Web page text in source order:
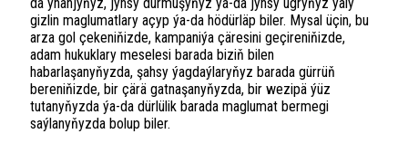
gizlin maglumatlary açyp ýa-da hödürläp biler. Mysal üçin, bu
arza gol çekeniňizde, kampaniýa çäresini geçireniňizde,
adam hukuklary meselesi barada biziň bilen
habarlaşanyňyzda, şahsy ýagdaýlaryňyz barada gürrüň
bereniňizde, bir çärä gatnaşanyňyzda, bir wezipä ýüz
tutanyňyzda ýa-da dürlülik barada maglumat bermegi
saýlanyňyzda bolup biler.